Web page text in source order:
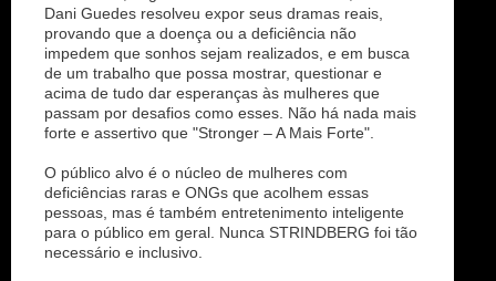
Dani Guedes resolveu expor seus dramas reais,
provando que a doença ou a deficiência não
impedem que sonhos sejam realizados, e em busca
de um trabalho que possa mostrar, questionar e
acima de tudo dar esperanças às mulheres que
passam por desafios como esses. Não há nada mais
forte e assertivo que "Stronger – A Mais Forte".
O público alvo é o núcleo de mulheres com
deficiências raras e ONGs que acolhem essas
pessoas, mas é também entretenimento inteligente
para o público em geral. Nunca STRINDBERG foi tão
necessário e inclusivo.